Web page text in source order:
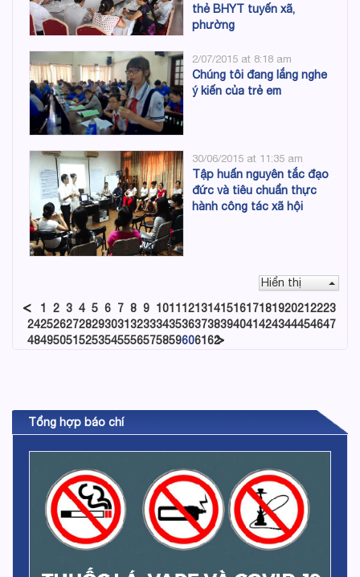
thẻ BHYT tuyến xã,
phường
2/07/2015 at 8:18 am
Chúng tôi đang lắng nghe
ý kiến của trẻ em
30/06/2015 at 11:35 am
Tập huấn nguyên tắc đạo
đức và tiêu chuẩn thực
hành công tác xã hội
Hiển thị
1
2 3 4 5 6 7 8 9 1011 12131415161718192021 2223
2425262728293031 32333435363738394041 424344454647
48495051 52535455565758596061 62
Tổng hợp báo chí